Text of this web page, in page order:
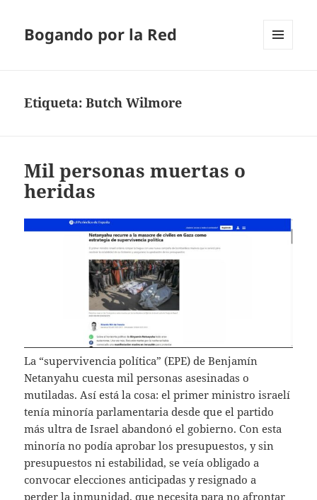
Bogando por la Red
Etiqueta:Butch Wilmore
Mil personas muertas o
heridas
La “supervivencia política” (EPE) de Benjamín
Netanyahu cuesta mil personas asesinadas o
mutiladas. Así está la cosa: el primer ministro israelí
tenía minoría parlamentaria desde que el partido
más ultra de Israel abandonó el gobierno. Con esta
minoría no podía aprobar los presupuestos, y sin
presupuestos ni estabilidad, se veía obligado a
convocar elecciones anticipadas y resignado a
perder la inmunidad, que necesita para no afrontar